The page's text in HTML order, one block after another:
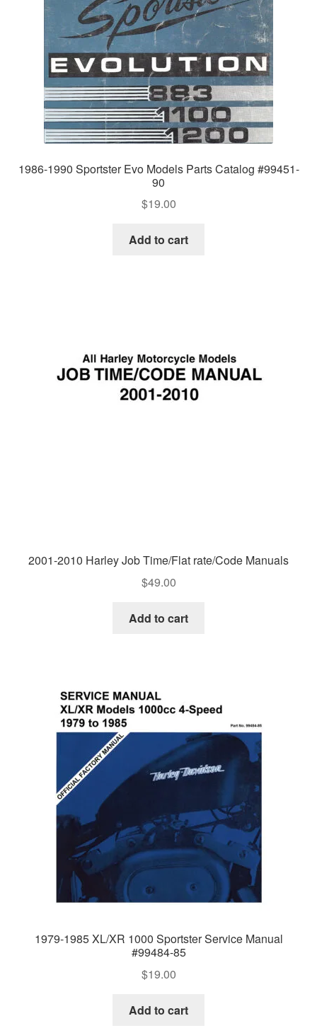
1986-1990 Sportster Evo Models Parts Catalog #99451-
90
$19.00
Add to cart
2001-2010 Harley Job Time/Flat rate/Code Manuals
$49.00
Add to cart
1979-1985 XL/XR 1000 Sportster Service Manual
#99484-85
$19.00
Add to cart